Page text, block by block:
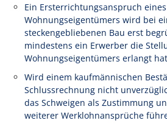
Ein Ersterrichtungsanspruch eines
Wohnungseigentümers wird bei
steckengebliebenen Bau erst
mindestens ein Erwerber die
Wohnungseigentümers erlangt
Wird einem kaufmännischen
Schlussrechnung nicht
das Schweigen als Zustimmung
weiterer Werklohnansprüche